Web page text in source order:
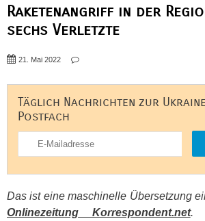
Raketenangriff in der
sechs Verletzte
21. Mai 2022
Täglich Nachrichten zur
Postfach
Das ist eine maschinelle Übersetzung
Onlinezeitung Korrespondent.net.